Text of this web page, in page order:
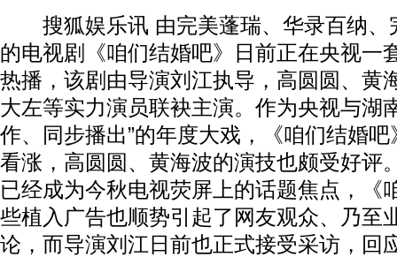
搜狐娱乐讯 由完美蓬瑞、华录百纳、
的电视剧《咱们结婚吧》日前正在央视一
热播，该剧由导演刘江执导，高圆圆、黄
大左等实力演员联袂主演。作为央视与湖
作、同步播出”的年度大戏，《咱们结婚
看涨，高圆圆、黄海波的演技也颇受好评
已经成为今秋电视荧屏上的话题焦点，《
些植入广告也顺势引起了网友观众、乃至
论，而导演刘江日前也正式接受采访，回